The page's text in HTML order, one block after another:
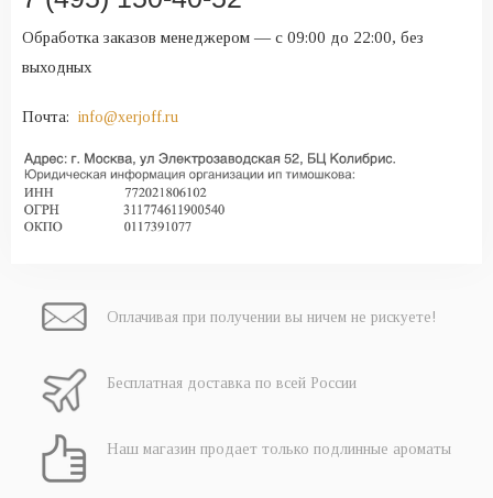
Обработка заказов менеджером — с 09:00 до 22:00, без
выходных
Почта: info@xerjoff.ru
Оплачивая при получении вы ничем не рискуете!
Бесплатная доставка по всей России
Наш магазин продает только подлинные ароматы